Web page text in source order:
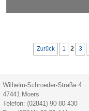
Zurück 1 2 3
Wilhelm-Schroeder-Straße 4
47441 Moers
Telefon: (02841) 90 80 430